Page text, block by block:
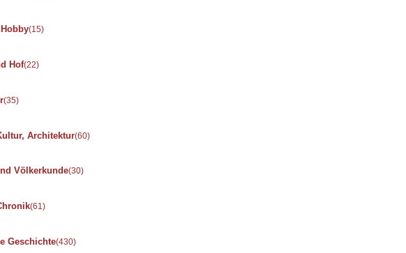
(15)
Hof(22)
(35)
Architektur(60)
Völkerkunde(30)
(61)
Geschichte(430)